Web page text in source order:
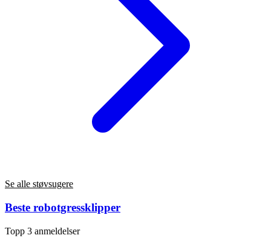
Se alle støvsugere
Beste robotgressklipper
Topp 3 anmeldelser